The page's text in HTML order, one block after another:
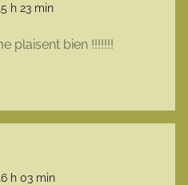
h 23 min
plaisent bien !!!!!!!
h 03 min